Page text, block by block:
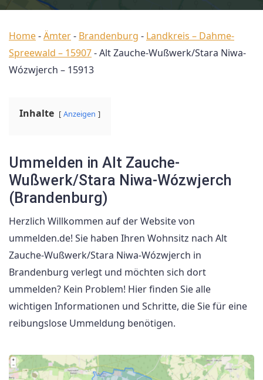
Home-Ämter- Brandenburg - Landkreis – Dahme-
Spreewald – 15907-Alt Zauche-Wußwerk/Stara Niwa-
Wózwjerch – 15913
Inhalte Anzeigen
Ummelden in Alt Zauche-
Wußwerk/Stara Niwa-Wózwjerch
(Brandenburg)
Herzlich Willkommen auf der Website von
ummelden.de! Sie haben Ihren Wohnsitz nach Alt
Zauche-Wußwerk/Stara Niwa-Wózwjerch in
Brandenburg verlegt und möchten sich dort
ummelden? Kein Problem! Hier finden Sie alle
wichtigen Informationen und Schritte, die Sie für eine
reibungslose Ummeldung benötigen.